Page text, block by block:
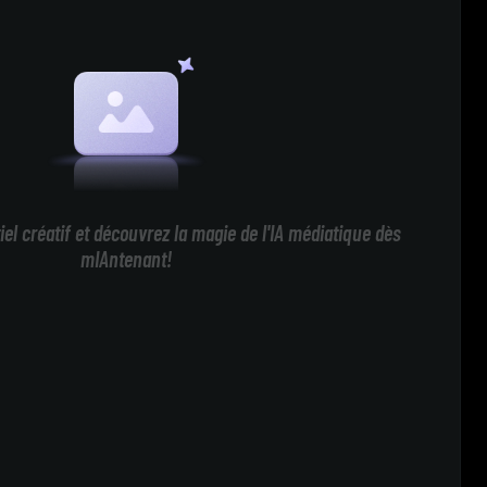
créatif et découvrez la magie de l'IA médiatique dès
mIAntenant!